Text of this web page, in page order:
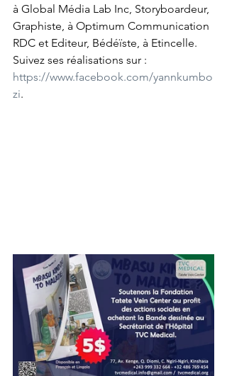
à Global Média Lab Inc, Storyboardeur,
Graphiste, à Optimum Communication
RDC et Editeur, Bédéïste, à Etincelle.
Suivez ses réalisations sur :
https://www.facebook.com/yannkumbo
zi.